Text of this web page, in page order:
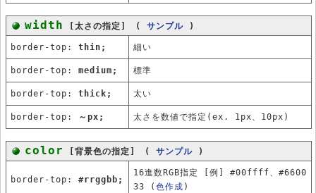
width [太さの指定] ( サンプル )
border-top: thin; 細い
border-top: medium; 標準
border-top: thick; 太い
border-top: ～px; 太さを数値で指定(ex. 1px、10px)
color [背景色の指定] ( サンプル )
border-top: #rrggbb;
16進数RGB指定 [例] #00ffff、#6600
33 ( 色作成 )